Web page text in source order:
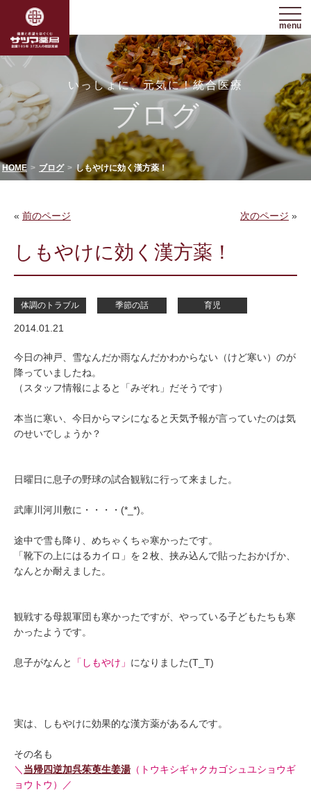
menu
いっしょに、元気に！統合医療
ブログ
HOME ブログ しもやけに効く漢方薬！
« 前のページ 次のページ »
しもやけに効く漢方薬！
体調のトラブル 季節の話 育児
2014.01.21
今日の神戸、雪なんだか雨なんだかわからない（けど寒い）のが
降っていましたね。
（スタッフ情報によると「みぞれ」だそうです）
本当に寒い、今日からマシになると天気予報が言っていたのは気
のせいでしょうか？
日曜日に息子の野球の試合観戦に行って来ました。
武庫川河川敷に・・・・(*_*)。
途中で雪も降り、めちゃくちゃ寒かったです。
「靴下の上にはるカイロ」を２枚、挟み込んで貼ったおかげか、
なんとか耐えました。
観戦する母親軍団も寒かったですが、やっている子どもたちも寒
かったようです。
息子がなんと 「しもやけ」 になりました(T_T)
実は、しもやけに効果的な漢方薬があるんです。
その名も
＼ 当帰四逆加呉茱萸生姜湯 （トウキシギャクカゴシュユショウギ
ョウトウ）／